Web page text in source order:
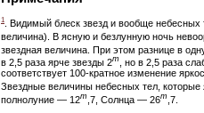
1
. Видимый блеск звезд и вообще
величина). В ясную и безлунную ночь
звездная величина. При этом разнице в
в 2,5 раза ярче звезды 2m
, но в 2,5 раза
соответствует 100-кратное изменение
Звездные величины небесных тел, которые
полнолуние — 12m ,7, Солнца — 26m ,7.